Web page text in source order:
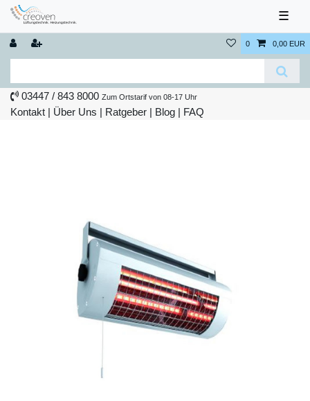
☰
0 0,00 EUR
03447 / 843 8000 Zum Ortstarif von 08-17 Uhr
Kontakt | Über Uns | Ratgeber | Blog | FAQ